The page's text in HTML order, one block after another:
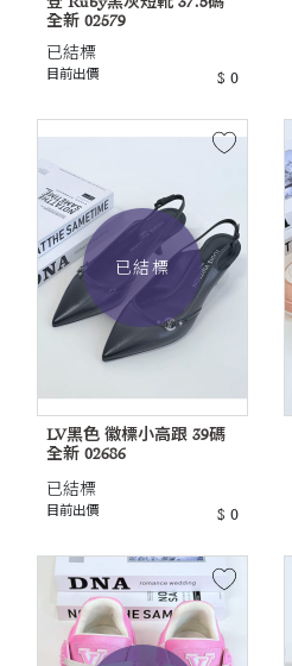
全新 02579
已結標
目前出價 $ 0
已結標
LV黑色 徽標小高跟 39碼
全新 02686
已結標
目前出價 $ 0